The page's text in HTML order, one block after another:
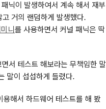
닉이 발생하여서 계속 해서 재부
거의 랜덤하게 발생했다.
니 를 사용하면서 커널 패닉은 딱
서 테스트 해보라는 무책임한 말
말이 섭섭하게 들렸다.
해서 하드웨어 테스트를 해 봤